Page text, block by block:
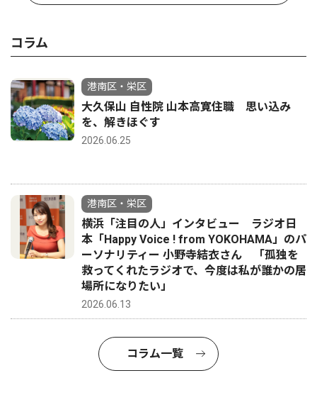
コラム
港南区・栄区
大久保山 自性院 山本高寛住職 思い込み
を、解きほぐす
2026.06.25
港南区・栄区
横浜「注目の人」インタビュー ラジオ日
本「Happy Voice ! from YOKOHAMA」のパ
ーソナリティー 小野寺結衣さん 「孤独を
救ってくれたラジオで、今度は私が誰かの居
場所になりたい」
2026.06.13
コラム一覧